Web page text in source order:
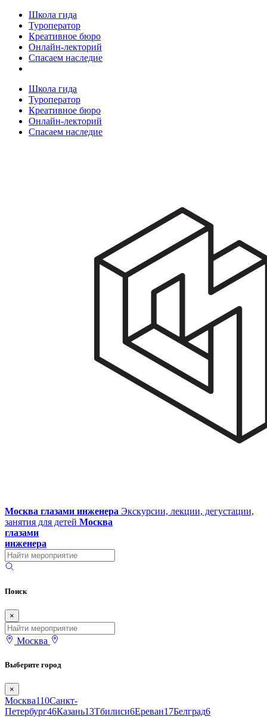
Школа гида
Туроператор
Креативное бюро
Онлайн-лекторий
Спасаем наследие
Школа гида
Туроператор
Креативное бюро
Онлайн-лекторий
Спасаем наследие
Москва глазами инженера Экскурсии, лекции, дегустации,
занятия для детей Москва
глазами
инженера
Поиск
×
Москва
Выберите город
×
Москва110Санкт-
Петербург46Казань13Тбилиси6Ереван17Белград6